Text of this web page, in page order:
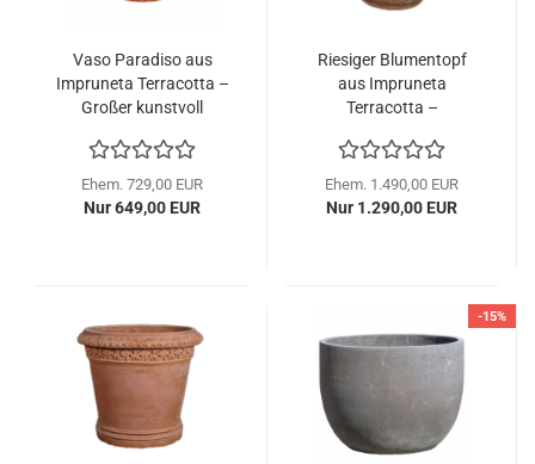
Vaso Paradiso aus
Impruneta Terracotta –
Großer kunstvoll
mit Putten, frostfest
Ehem. 729,00 EUR
Nur 649,00 EUR
Riesiger Blumentopf
aus Impruneta
Terracotta –
Handwerkskunst mit
Ranken und
Wappenmotiven
Ehem. 1.490,00 EUR
Nur 1.290,00 EUR
-15%